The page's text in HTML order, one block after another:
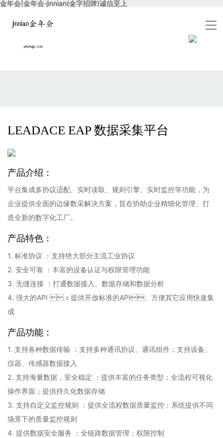
金年会|金年会·jinnian(金字招牌)诚信至上
LEADACE EAP 数据采集平台
产品介绍：
平台集成多协议适配、实时读取、规则引擎、实时监控等功能，为
企业提供全面的边缘数采解决方案，旨在协助企业精细化管理、打
造全新的数字化工厂。
产品特色：
1. 标准协议 ：支持绝大部分主流工业协议
2. 安全可靠 ：丰富的设备认证与权限管理功能
3. 无缝连接 ：打通数据接入、数据存储和数据分析
4. 强大的API ：提供开放标准的API、方便其它应用快速集
成
产品功能：
1. 支持各种数据传输 ：支持多种通讯协议、通讯组件；支持设备、
仪器、传感器数据接入
2. 支持海量数据，安全稳定 ：提供丰富的任务类型；全流程可视化
操作界面；提供持久化数据存储
3. 支持自定义监控规则 ：提供全流程数据质量监控；系统提供不同
场景下的质量监控规则
4. 提供数据安全服务 ：全链路数据管理；权限控制